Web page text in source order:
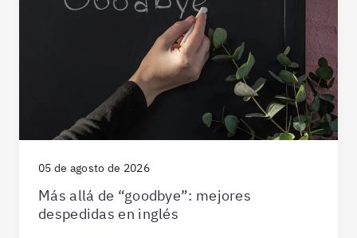
05 de agosto de 2026
Más allá de “goodbye”: mejores
despedidas en inglés